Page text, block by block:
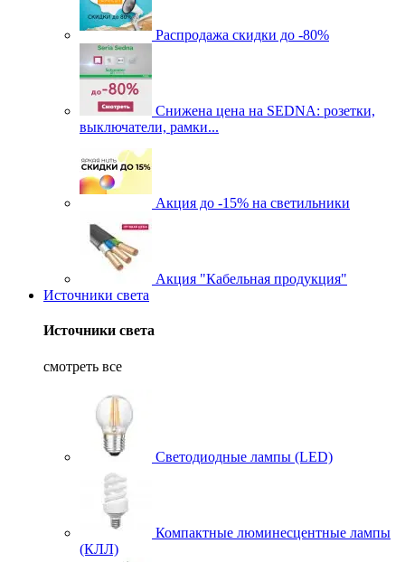
Распродажа скидки до -80%
Cнижена цена на SEDNA: розетки,
выключатели, рамки...
Акция до -15% на светильники
Акция "Кабельная продукция"
Источники света
Источники света
смотреть все
Светодиодные лампы (LED)
Компактные люминесцентные лампы
(КЛЛ)